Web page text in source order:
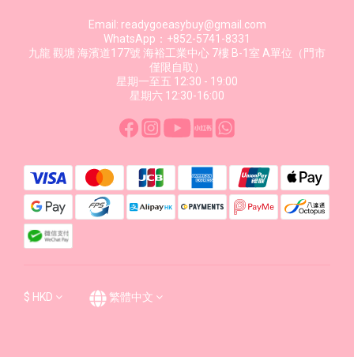
Email: readygoeasybuy@gmail.com
WhatsApp：+852-5741-8331
九龍 觀塘 海濱道177號 海裕工業中心 7樓 B-1室 A單位（門市
僅限自取）
星期一至五 12:30 - 19:00
星期六 12:30-16:00
$ HKD 繁體中文